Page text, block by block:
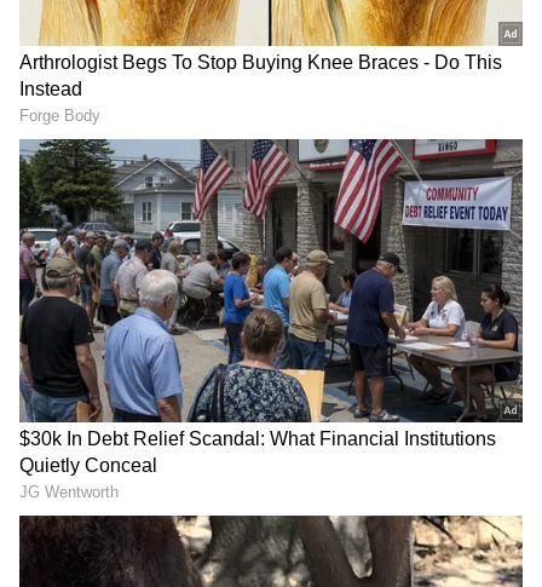
Vaseekara Rajayoga:
సింహరాశిలోకి సూర్యుడు..
శక్తివంతమైన యోగంతో ఈ 4
రాశులకు సంపద, అదృష్టం
Budha Gochar: బుధ గ్రహ
నక్షత్ర మార్పు...ఈ రాశుల లైఫ్ లో
గోల్డెన్ పీరియడ్ స్టార్ట్..!
Today Rasi Phalalu: నేడు ఓ
రాశివారికి శత్రువులు కూడా
మిత్రులుగా మారి సహాయం
చేస్తారు!
Astrology Forecast: 3 రోజులు
ఓపిక పడితే చాలు.. ఈ 6
రాశులవారి దశ మారిపోవడం
ఖాయం!
LATEST VIDEOS
Gold Rate Today: మూడో రోజూ షాక్..
Asianet News Telugu